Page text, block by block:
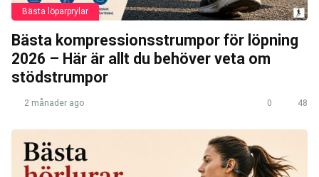
Bästa löparprylar
Bästa kompressionsstrumpor för löpning
2026 – Här är allt du behöver veta om
stödstrumpor
2 månader ago 0 48